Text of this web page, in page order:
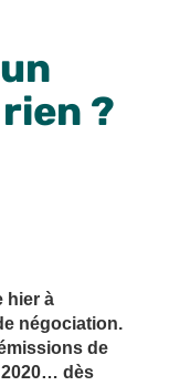
?
hier à
négociation.
de
2020… dès